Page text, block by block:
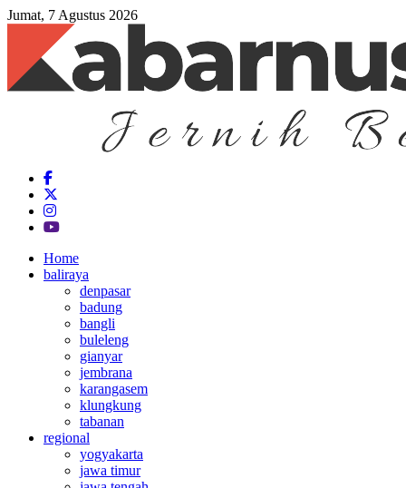
Jumat, 7 Agustus 2026
Home
baliraya
denpasar
badung
bangli
buleleng
gianyar
jembrana
karangasem
klungkung
tabanan
regional
yogyakarta
jawa timur